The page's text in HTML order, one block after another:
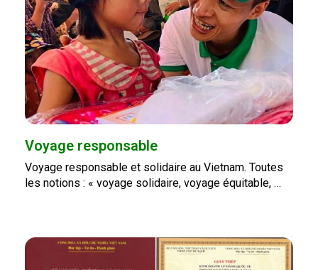
Voyage responsable
Voyage responsable et solidaire au Vietnam. Toutes
les notions : « voyage solidaire, voyage équitable, …